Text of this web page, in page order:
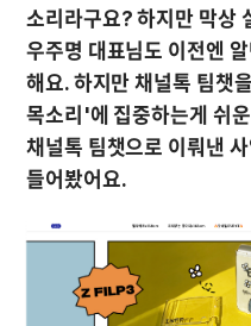
소리라구요? 하지만 막상
우주명 대표님도 이전엔
해요. 하지만 채널톡 팀챗
목소리'에 집중하는게 쉬
채널톡 팀챗으로 이뤄낸